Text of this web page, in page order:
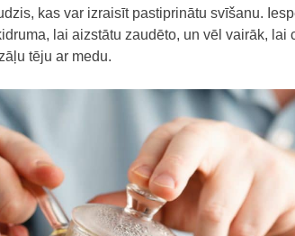
kas var izraisīt pastiprinātu svīšanu.
lai aizstātu zaudēto, un vēl vairāk,
tēju ar medu.